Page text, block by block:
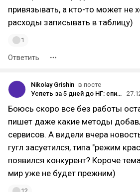
привязывать, а кто-то может не
расходы записывать в таблицу)
1
Ответить
Nikolay Grishin в посте
Успеть за 5 дней до НГ: спихнуть работу на OpenAI. Или просто ощутить мощь нейронок
Боюсь скоро все без работы
пишет даже какие методы
сервисов. А видели вчера
гугл засуетился, типа "режим
появился конкурент? Короче
мир уже не будет прежним)